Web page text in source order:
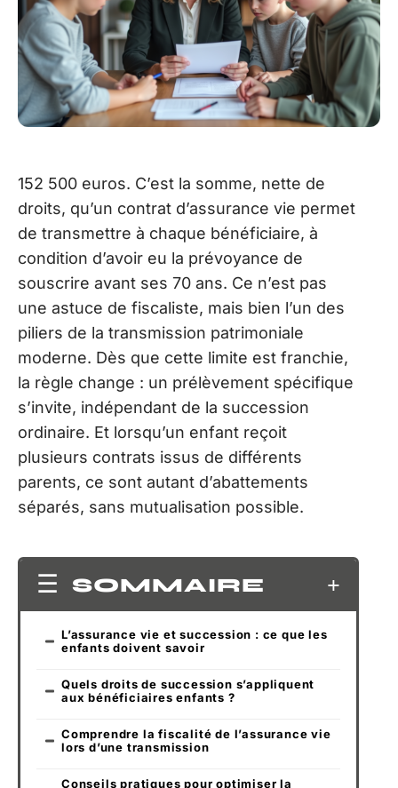
152 500 euros. C’est la somme, nette de
droits, qu’un contrat d’assurance vie permet
de transmettre à chaque bénéficiaire, à
condition d’avoir eu la prévoyance de
souscrire avant ses 70 ans. Ce n’est pas
une astuce de fiscaliste, mais bien l’un des
piliers de la transmission patrimoniale
moderne. Dès que cette limite est franchie,
la règle change : un prélèvement spécifique
s’invite, indépendant de la succession
ordinaire. Et lorsqu’un enfant reçoit
plusieurs contrats issus de différents
parents, ce sont autant d’abattements
séparés, sans mutualisation possible.
SOMMAIRE
L’assurance vie et succession : ce que les
enfants doivent savoir
Quels droits de succession s’appliquent
aux bénéficiaires enfants ?
Comprendre la fiscalité de l’assurance vie
lors d’une transmission
Conseils pratiques pour optimiser la